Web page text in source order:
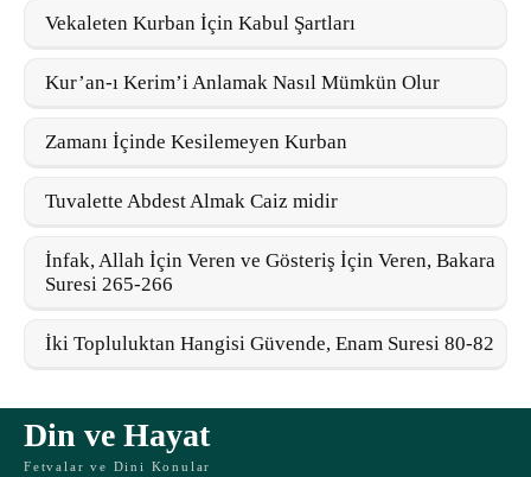
Vekaleten Kurban İçin Kabul Şartları
Kur’an-ı Kerim’i Anlamak Nasıl Mümkün Olur
Zamanı İçinde Kesilemeyen Kurban
Tuvalette Abdest Almak Caiz midir
İnfak, Allah İçin Veren ve Gösteriş İçin Veren, Bakara
Suresi 265-266
İki Topluluktan Hangisi Güvende, Enam Suresi 80-82
Din ve Hayat
Fetvalar ve Dini Konular